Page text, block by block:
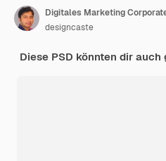
designcaste
Diese PSD könnten dir auch